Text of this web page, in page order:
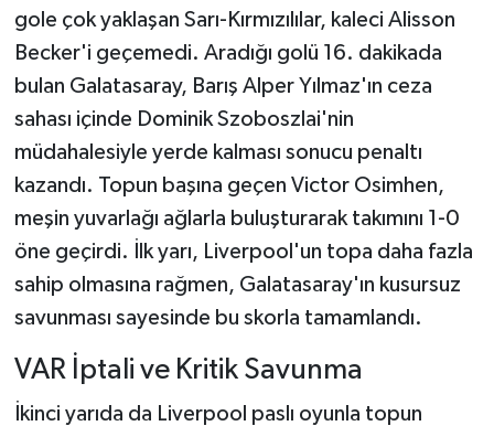
gole çok yaklaşan Sarı-Kırmızılılar, kaleci Alisson
Becker'i geçemedi. Aradığı golü 16. dakikada
bulan Galatasaray, Barış Alper Yılmaz'ın ceza
sahası içinde Dominik Szoboszlai'nin
müdahalesiyle yerde kalması sonucu penaltı
kazandı. Topun başına geçen Victor Osimhen,
meşin yuvarlağı ağlarla buluşturarak takımını 1-0
öne geçirdi. İlk yarı, Liverpool'un topa daha fazla
sahip olmasına rağmen, Galatasaray'ın kusursuz
savunması sayesinde bu skorla tamamlandı.
VAR İptali ve Kritik Savunma
İkinci yarıda da Liverpool paslı oyunla topun